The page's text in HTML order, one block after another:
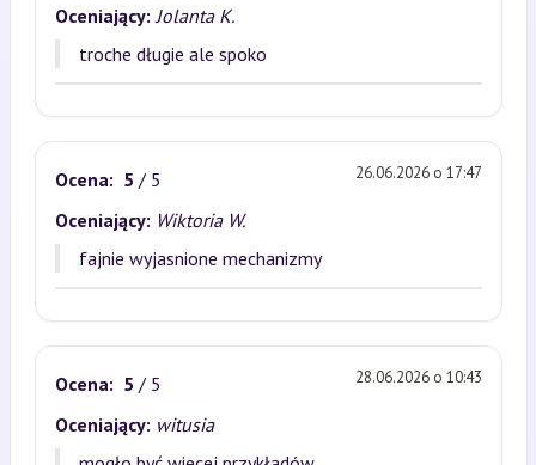
Oceniający: Jolanta K.
troche długie ale spoko
Ocena: 5 / 5 26.06.2026 o 17:47
Oceniający: Wiktoria W.
fajnie wyjasnione mechanizmy
Ocena: 5 / 5 28.06.2026 o 10:43
Oceniający: witusia